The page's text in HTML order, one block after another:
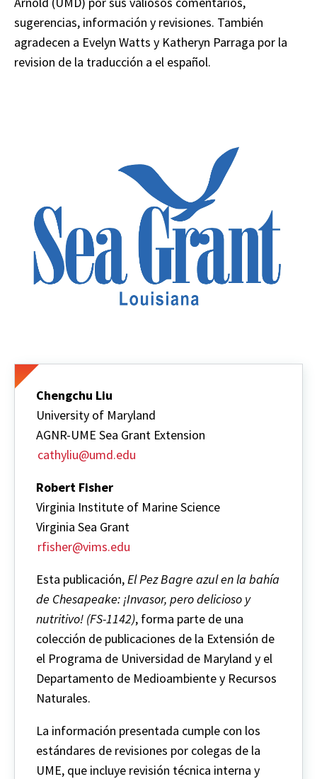
sugerencias, información y revisiones. También
agradecen a Evelyn Watts y Katheryn Parraga por la
revision de la traducción a el español.
Chengchu Liu
University of Maryland
AGNR-UME Sea Grant Extension
cathyliu@umd.edu
Robert Fisher
Virginia Institute of Marine Science
Virginia Sea Grant
rfisher@vims.edu
Esta publicación, El Pez Bagre azul en la bahía
de Chesapeake: ¡Invasor, pero delicioso y
nutritivo! (FS-1142), forma parte de una
colección de publicaciones de la Extensión de
el Programa de Universidad de Maryland y el
Departamento de Medioambiente y Recursos
Naturales.
La información presentada cumple con los
estándares de revisiones por colegas de la
UME, que incluye revisión técnica interna y